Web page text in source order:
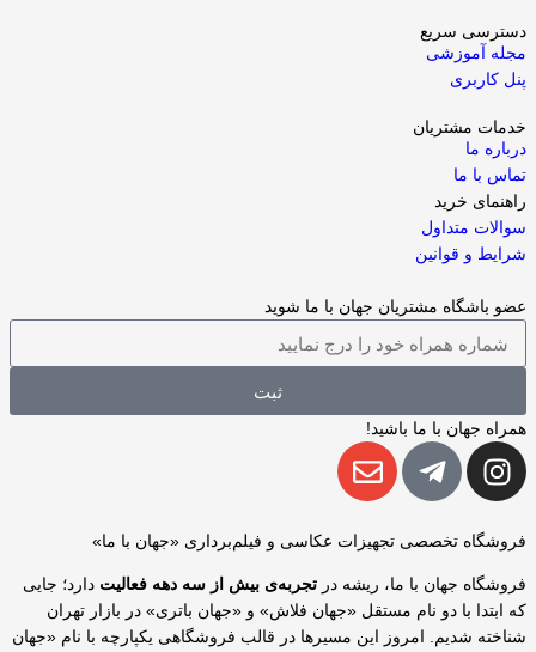
دسترسی سریع
مجله آموزشی
پنل کاربری
خدمات مشتریان
درباره ما
تماس با ما
راهنمای خرید
سوالات متداول
شرایط و قوانین
عضو باشگاه مشتریان جهان با ما شوید
ثبت
همراه جهان با ما باشید!
فروشگاه تخصصی تجهیزات عکاسی و فیلم‌برداری «جهان با ما»
فروشگاه جهان با ما، ریشه در تجربه‌ی بیش از سه دهه فعالیت دارد؛ جایی
که ابتدا با دو نام مستقل «جهان فلاش» و «جهان باتری» در بازار تهران
شناخته شدیم. امروز این مسیرها در قالب فروشگاهی یکپارچه با نام «جهان